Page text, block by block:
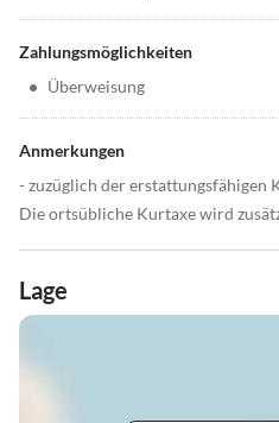
Zahlungsmöglichkeiten
• Überweisung
Anmerkungen
- zuzüglich der erstattungsfähigen
Die ortsübliche Kurtaxe wird
Lage